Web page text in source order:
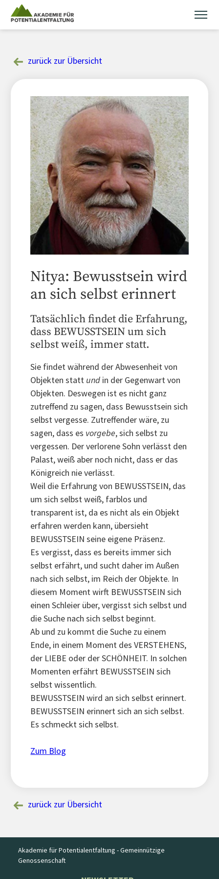
content
zurück zur Übersicht
Nitya: Bewusstsein wird
an sich selbst erinnert
Tatsächlich findet die Erfahrung,
dass BEWUSSTSEIN um sich
selbst weiß, immer statt.
Sie findet während der Abwesenheit von
Objekten statt und in der Gegenwart von
Objekten. Deswegen ist es nicht ganz
zutreffend zu sagen, dass Bewusstsein sich
selbst vergesse. Zutreffender wäre, zu
sagen, dass es vorgebe, sich selbst zu
vergessen. Der verlorene Sohn verlässt den
Palast, weiß aber noch nicht, dass er das
Königreich nie verlässt.
Weil die Erfahrung von BEWUSSTSEIN, das
um sich selbst weiß, farblos und
transparent ist, da es nicht als ein Objekt
erfahren werden kann, übersieht
BEWUSSTSEIN seine eigene Präsenz.
Es vergisst, dass es bereits immer sich
selbst erfährt, und sucht daher im Außen
nach sich selbst, im Reich der Objekte. In
diesem Moment wirft BEWUSSTSEIN sich
einen Schleier über, vergisst sich selbst und
die Suche nach sich selbst beginnt.
Ab und zu kommt die Suche zu einem
Ende, in einem Moment des VERSTEHENS,
der LIEBE oder der SCHÖNHEIT. In solchen
Momenten erfährt BEWUSSTSEIN sich
selbst wissentlich.
BEWUSSTSEIN wird an sich selbst erinnert.
BEWUSSTSEIN erinnert sich an sich selbst.
Es schmeckt sich selbst.
Zum Blog
zurück zur Übersicht
Akademie für Potentialentfaltung - Gemeinnützige
Genossenschaft